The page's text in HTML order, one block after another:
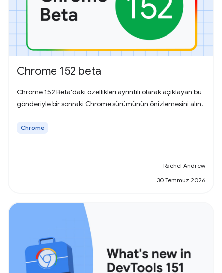
Chrome 152 beta
Chrome 152 Beta'daki özellikleri ayrıntılı olarak açıklayan bu
gönderiyle bir sonraki Chrome sürümünün önizlemesini alın.
Chrome
Rachel Andrew
30 Temmuz 2026